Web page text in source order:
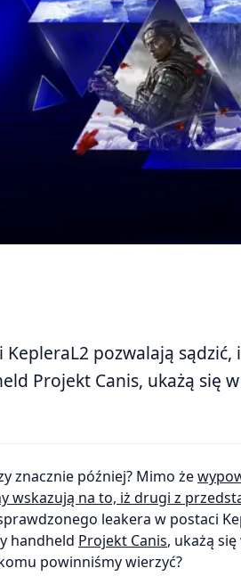
pozwalają sądzić,
Projekt Canis, ukażą się
znacznie później? Mimo że
wskazują na to, iż drugi z
leakera w postaci
handheld Projekt Canis, ukażą
powinniśmy wierzyć?